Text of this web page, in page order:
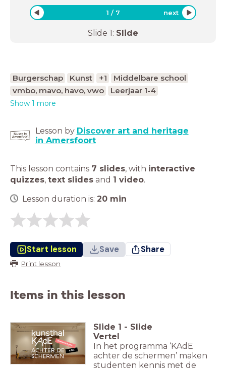
1 / 7 next
Slide 1: Slide
Burgerschap Kunst +1
Middelbare school
vmbo, mavo, havo, vwo
Leerjaar 1-4
Show 1 more
Lesson by Discover art and heritage
in Amersfoort
This lesson contains 7 slides, with interactive
quizzes, text slides and 1 video.
Lesson duration is: 20 min
Start lesson Save Share
Print lesson
Items in this lesson
& film
voorbereidingsles
Slide 1 - Slide
Vertel
In het programma ‘KAdE
achter de schermen’ maken
studenten kennis met de